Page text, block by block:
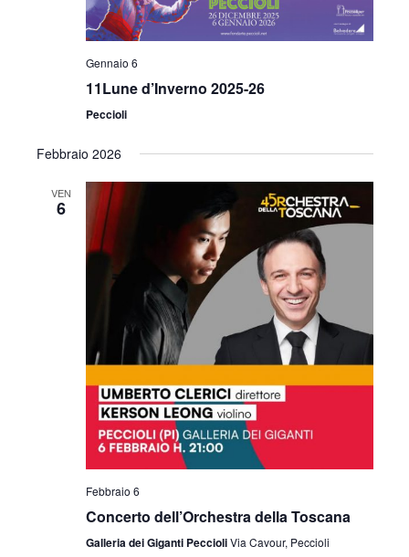
Gennaio 6
11Lune d’Inverno 2025-26
Peccioli
Febbraio 2026
VEN
6
Febbraio 6
Concerto dell’Orchestra della Toscana
Galleria dei Giganti PeccioliVia Cavour, Peccioli